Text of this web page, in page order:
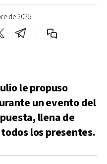
de 2025
le propuso
un evento del
llena de
los presentes.